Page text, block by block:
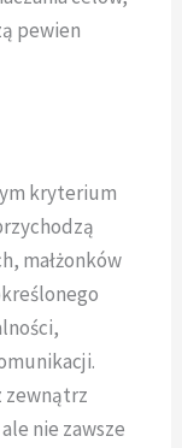
pewien
kryterium
małżonków
zewnątrz
nie zawsze